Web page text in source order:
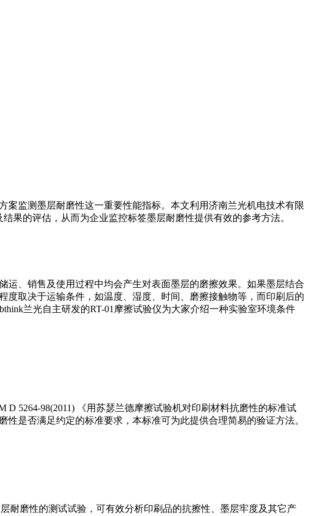
案监测墨层耐磨性这一重要性能指标。本文利用济南兰光机电技术有限
果的评估，从而为企业监控标签墨层耐磨性提供有效的参考方法。
、销售及使用过程中均会产生对表面墨层的磨擦效果。如果墨层结合
取决于运输条件，如温度、湿度、时间、磨擦接触物等，而印刷后的
兰光自主研发的RT-01摩擦试验仪为大家介绍一种实验室环境条件
5264-98(2011) 《用苏瑟兰德摩擦试验机对印刷材料抗磨性的标准试
是否满足约定的标准要求，本标准可为此提供合理简易的验证方法。
耐磨性的测试试验，可有效分析印刷品的抗擦性、墨层牢度及其它产